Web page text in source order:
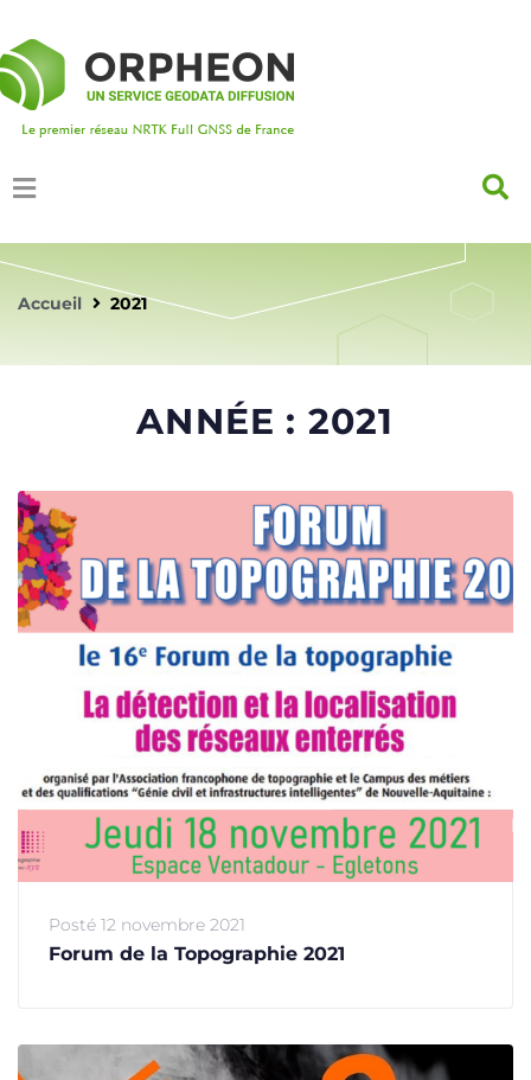
Accueil 2021
ANNÉE : 2021
Posté 12 novembre 2021
Forum de la Topographie 2021